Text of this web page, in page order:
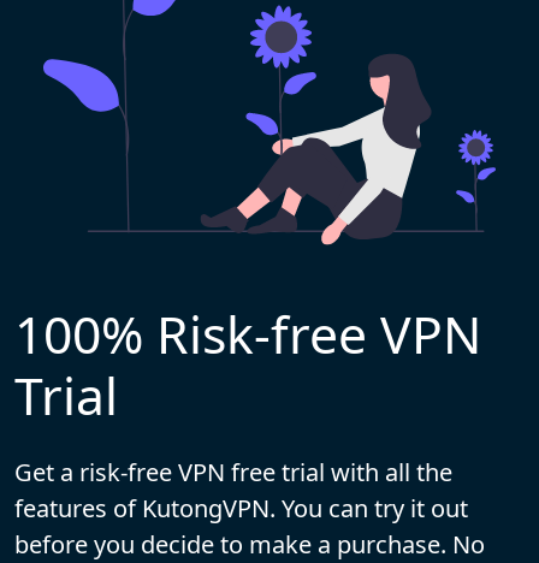
100% Risk-free VPN
Trial
Get a risk-free VPN free trial with all the
features of KutongVPN. You can try it out
before you decide to make a purchase. No